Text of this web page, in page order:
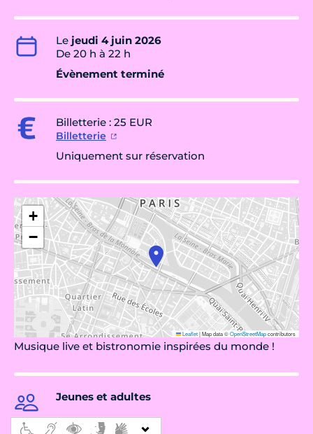
Le jeudi 4 juin 2026
De 20 h à 22 h
Évènement terminé
Billetterie : 25 EUR
Billetterie
Uniquement sur réservation
+
−
Leaflet|Map data ©OpenStreetMapcontributors
Musique live et bistronomie inspirées du monde !
Jeunes et adultes